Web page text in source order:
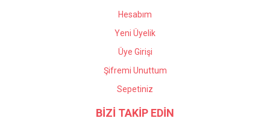
Hesabım
Yeni Üyelik
Üye Girişi
Şifremi Unuttum
Sepetiniz
BİZİ TAKİP EDİN